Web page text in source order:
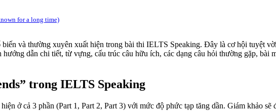
for a long time)
và thường xuyên xuất hiện trong bài thi IELTS Speaking. Đây là cơ hội tuyệt
dẫn chi tiết, từ vựng, cấu trúc câu hữu ích, các dạng câu hỏi thường gặp, bài
trong IELTS Speaking
ở cả 3 phần (Part 1, Part 2, Part 3) với mức độ phức tạp tăng dần. Giám khảo